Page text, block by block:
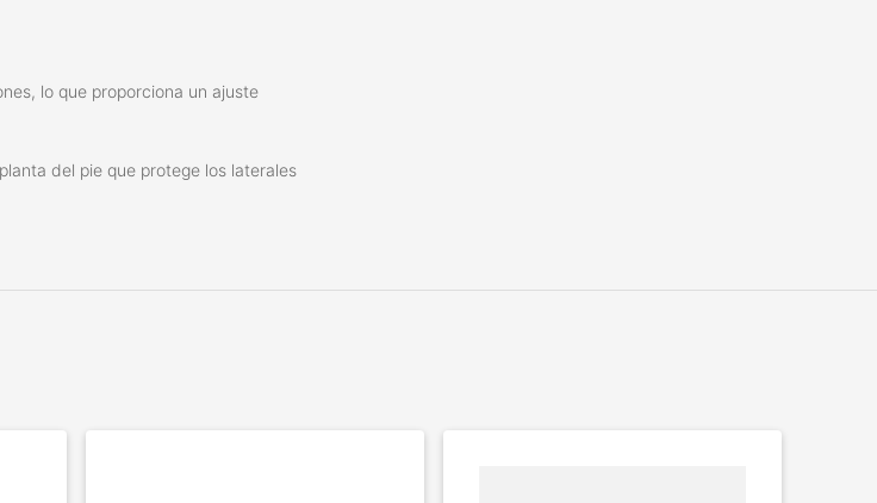
lo que proporciona un ajuste
del pie que protege los laterales